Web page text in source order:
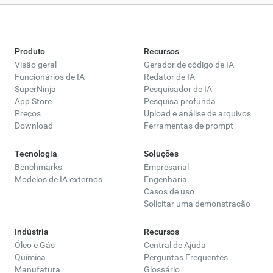
elementos, o Compound AI integra várias
tecnologias de IA (como aprendizado de
máquina, processamento de linguagem
natural, visão computacional e otimização em
nível de inferência) para lidar com tarefas
fornecer resultados mais fortes. Essa
abordagem permite que o sistema aproveite os
pontos fortes de cada componente e, ao
mesmo tempo, compense as fraquezas
Produto
Visão geral
Funcionários de IA
SuperNinja
App Store
Preços
Download
Recursos
Gerador de código de IA
Redator de IA
Pesquisador de IA
Pesquisa profunda
Upload e análise de arquivos
Ferramentas de prompt
Tecnologia
Benchmarks
Modelos de IA externos
Soluções
Empresarial
Engenharia
Casos de uso
Solicitar uma demonstração
Indústria
Óleo e Gás
Química
Manufatura
Recursos
Central de Ajuda
Perguntas Frequentes
Glossário